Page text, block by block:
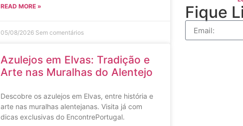
READ MORE »
05/08/2026 Sem comentários
Azulejos em Elvas: Tradição e
Arte nas Muralhas do Alentejo
Descobre os azulejos em Elvas, entre história e
arte nas muralhas alentejanas. Visita já com
dicas exclusivas do EncontrePortugal.
Fique